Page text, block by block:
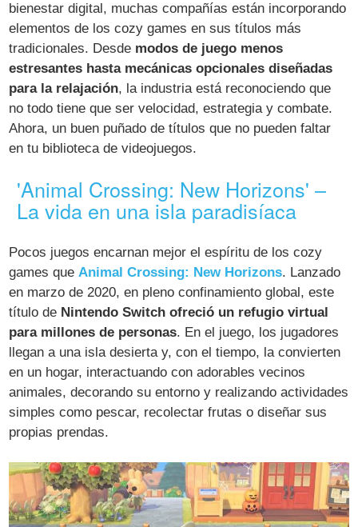
bienestar digital, muchas compañías están incorporando
elementos de los cozy games en sus títulos más
tradicionales. Desde modos de juego menos
estresantes hasta mecánicas opcionales diseñadas
para la relajación, la industria está reconociendo que
no todo tiene que ser velocidad, estrategia y combate.
Ahora, un buen puñado de títulos que no pueden faltar
en tu biblioteca de videojuegos.
'Animal Crossing: New Horizons' –
La vida en una isla paradisíaca
Pocos juegos encarnan mejor el espíritu de los cozy
games que Animal Crossing: New Horizons. Lanzado
en marzo de 2020, en pleno confinamiento global, este
título de Nintendo Switch ofreció un refugio virtual
para millones de personas. En el juego, los jugadores
llegan a una isla desierta y, con el tiempo, la convierten
en un hogar, interactuando con adorables vecinos
animales, decorando su entorno y realizando actividades
simples como pescar, recolectar frutas o diseñar sus
propias prendas.